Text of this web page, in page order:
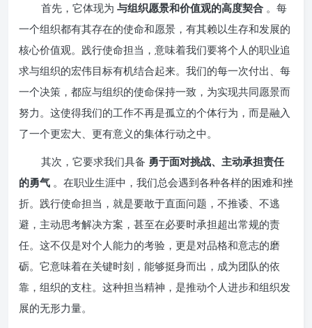
首先，它体现为 与组织愿景和价值观的高度契合 。每
一个组织都有其存在的使命和愿景，有其赖以生存和发展的
核心价值观。践行使命担当，意味着我们要将个人的职业追
求与组织的宏伟目标有机结合起来。我们的每一次付出、每
一个决策，都应与组织的使命保持一致，为实现共同愿景而
努力。这使得我们的工作不再是孤立的个体行为，而是融入
了一个更宏大、更有意义的集体行动之中。
其次，它要求我们具备 勇于面对挑战、主动承担责任
的勇气 。在职业生涯中，我们总会遇到各种各样的困难和挫
折。践行使命担当，就是要敢于直面问题，不推诿、不逃
避，主动思考解决方案，甚至在必要时承担超出常规的责
任。这不仅是对个人能力的考验，更是对品格和意志的磨
砺。它意味着在关键时刻，能够挺身而出，成为团队的依
靠，组织的支柱。这种担当精神，是推动个人进步和组织发
展的无形力量。